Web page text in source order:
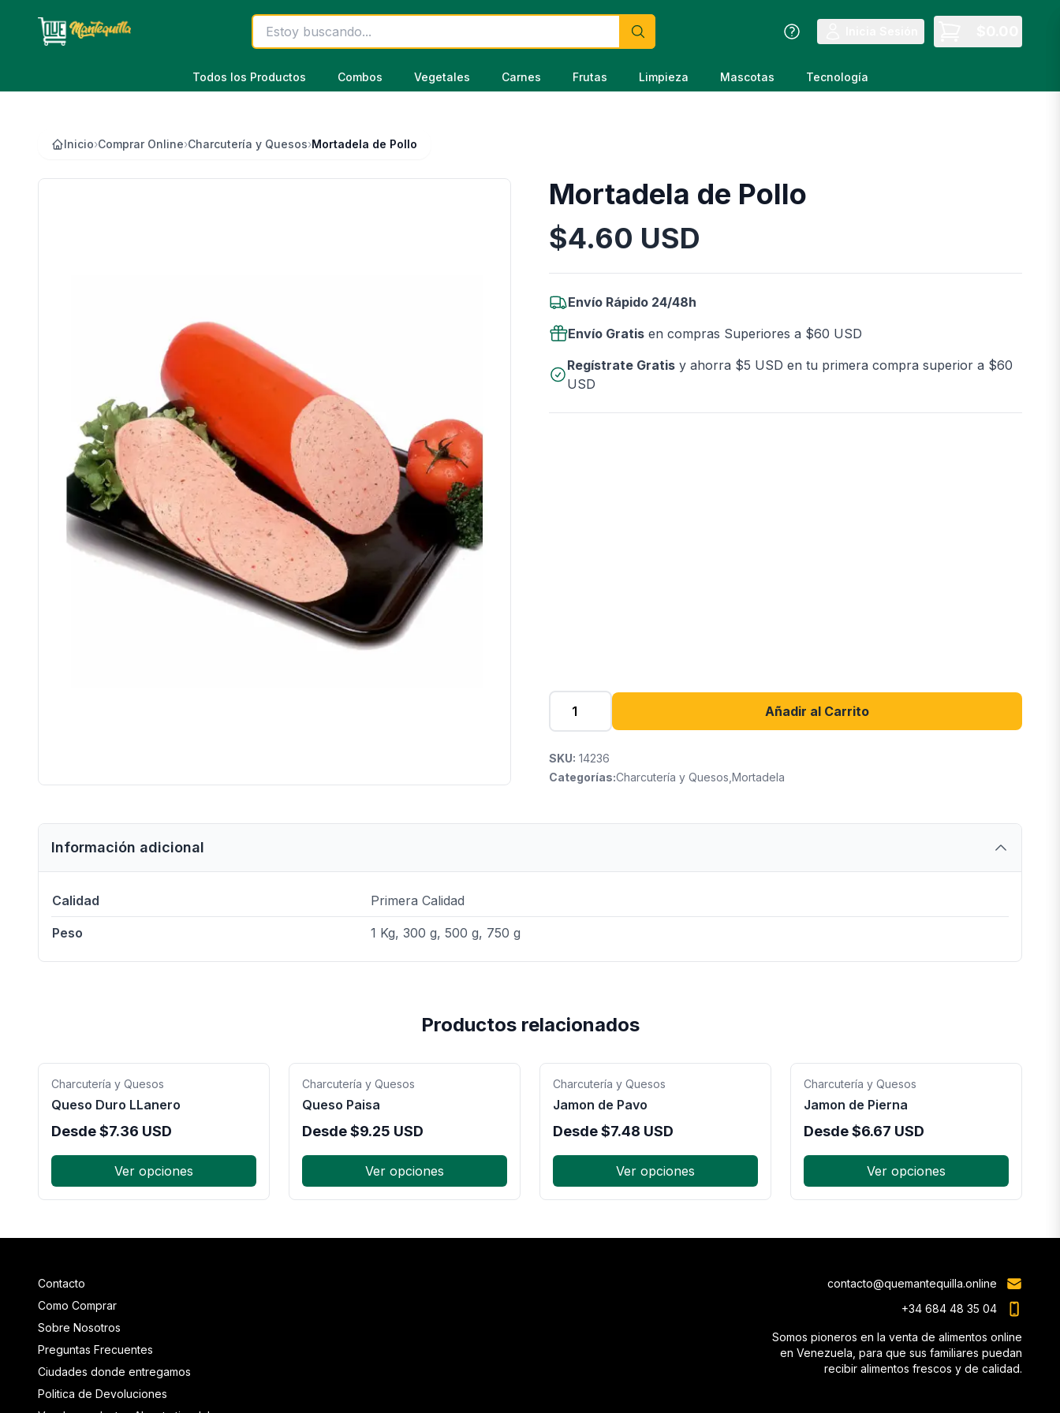
Todos los Productos Combos Vegetales Carnes Frutas Limpieza Mascotas Tecnología
Inicio›Comprar Online›Charcutería y Quesos›Mortadela de Pollo
Mortadela de Pollo
Información del Producto
$4.60 USD
Envío Rápido 24/48h
Envío Gratis en compras Superiores a $60 USD
Regístrate Gratisy ahorra $5 USD en tu primera compra superior a $60
USD
Añadir al Carrito
SKU: 14236
Categorías:Charcutería y Quesos Mortadela
Información adicional
Calidad Primera Calidad
Peso 1 Kg, 300 g, 500 g, 750 g
Productos relacionados
Charcutería y Quesos
Queso Duro LLanero
Desde$7.36 USD
Ver opciones
Charcutería y Quesos
Queso Paisa
Desde$9.25 USD
Ver opciones
Charcutería y Quesos
Jamon de Pavo
Desde$7.48 USD
Ver opciones
Charcutería y Quesos
Jamon de Pierna
Desde$6.67 USD
Ver opciones
Contacto
Como Comprar
Sobre Nosotros
Preguntas Frecuentes
Ciudades donde entregamos
Politica de Devoluciones
contacto@quemantequilla.online
+34 684 48 35 04
Somos pioneros en la venta de alimentos online
en Venezuela, para que sus familiares puedan
recibir alimentos frescos y de calidad.